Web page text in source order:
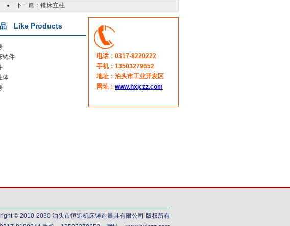
下一篇： 镗床立柱
品 Like Products
铸件
体
电话：0317-8220222
手机：13503279652
地址：泊头市工业开发区
网址： www.hxjczz.com
© 2010-2030 泊头市恒迅机床铸造量具有限公司 版权所有